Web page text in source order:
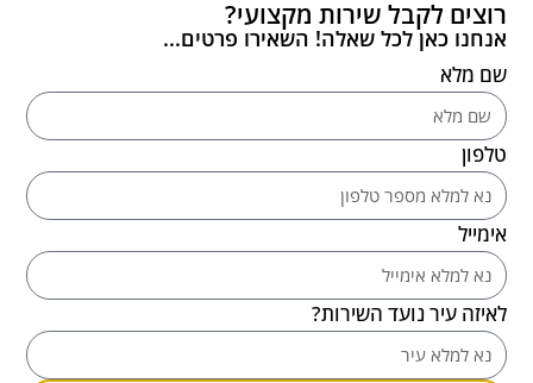
רוצים לקבל שירות מקצועי?
אנחנו כאן לכל שאלה! השאירו פרטים...
שם מלא
טלפון
אימייל
לאיזה עיר נועד השירות?